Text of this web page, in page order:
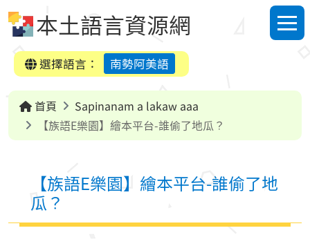
本土語言資源網
選單
選擇語言：
南勢阿美語
首頁
Sapinanam a lakaw aaa
【族語E樂園】繪本平台-誰偷了地瓜？
【族語E樂園】繪本平台-誰偷了地
瓜？